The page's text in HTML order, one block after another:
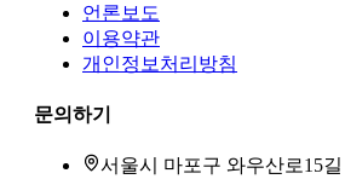
언론보도
이용약관
개인정보처리방침
문의하기
서울시 마포구 와우산로15길